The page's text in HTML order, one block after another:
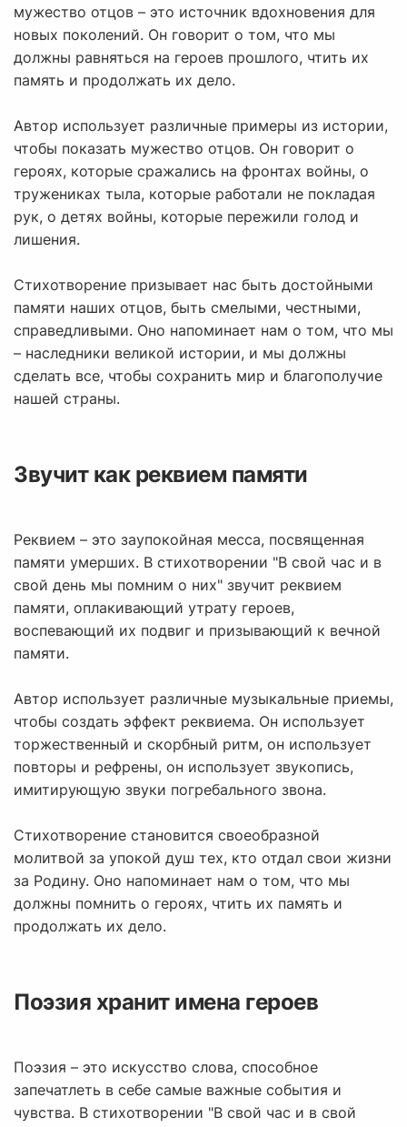
мужество отцов – это источник вдохновения для
новых поколений. Он говорит о том, что мы
должны равняться на героев прошлого, чтить их
память и продолжать их дело.
Автор использует различные примеры из истории,
чтобы показать мужество отцов. Он говорит о
героях, которые сражались на фронтах войны, о
тружениках тыла, которые работали не покладая
рук, о детях войны, которые пережили голод и
лишения.
Стихотворение призывает нас быть достойными
памяти наших отцов, быть смелыми, честными,
справедливыми. Оно напоминает нам о том, что мы
– наследники великой истории, и мы должны
сделать все, чтобы сохранить мир и благополучие
нашей страны.
Звучит как реквием памяти
Реквием – это заупокойная месса, посвященная
памяти умерших. В стихотворении "В свой час и в
свой день мы помним о них" звучит реквием
памяти, оплакивающий утрату героев,
воспевающий их подвиг и призывающий к вечной
памяти.
Автор использует различные музыкальные приемы,
чтобы создать эффект реквиема. Он использует
торжественный и скорбный ритм, он использует
повторы и рефрены, он использует звукопись,
имитирующую звуки погребального звона.
Стихотворение становится своеобразной
молитвой за упокой душ тех, кто отдал свои жизни
за Родину. Оно напоминает нам о том, что мы
должны помнить о героях, чтить их память и
продолжать их дело.
Поэзия хранит имена героев
Поэзия – это искусство слова, способное
запечатлеть в себе самые важные события и
чувства. В стихотворении "В свой час и в свой